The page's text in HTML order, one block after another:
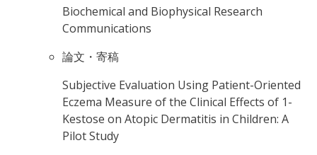
Biochemical and Biophysical Research
Communications
論文・寄稿
Subjective Evaluation Using Patient-Oriented
Eczema Measure of the Clinical Effects of 1-
Kestose on Atopic Dermatitis in Children: A
Pilot Study